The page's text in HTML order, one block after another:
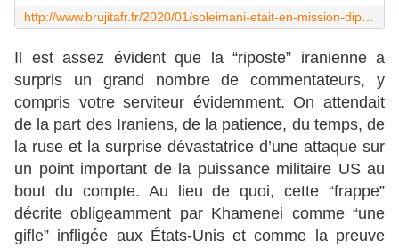
Il est assez évident que la “riposte” iranienne a
surpris un grand nombre de commentateurs, y
compris votre serviteur évidemment. On attendait
de la part des Iraniens, de la patience, du temps, de
la ruse et la surprise dévastatrice d’une attaque sur
un point important de la puissance militaire US au
bout du compte. Au lieu de quoi, cette “frappe”
décrite obligeamment par Khamenei comme “une
gifle” infligée aux États-Unis et comme la preuve